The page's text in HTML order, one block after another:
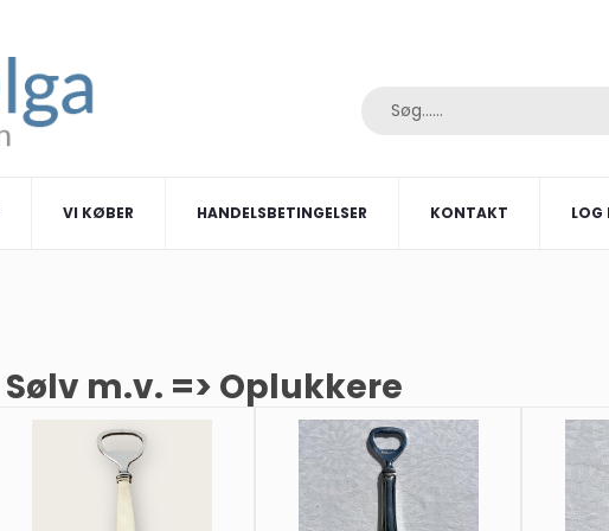
VI KØBER HANDELSBETINGELSER KONTAKT LOG
Sølv m.v. => Oplukkere